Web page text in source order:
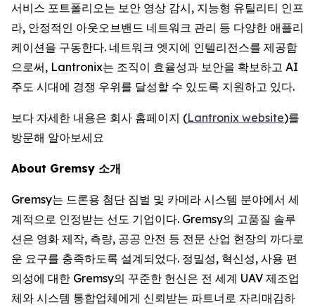
서비스 포트폴리오는 보안 영상 감시, 지능형 유틸리티 인프
라, 안정적인 아웃오브밴드 네트워크 관리 등 다양한 애플리
케이션을 구동한다. 네트워크 엣지에 인텔리전스를 제공함
으로써, Lantronix는 조직이 효율성과 보안을 확보하고 AI
주도 시대에 경쟁 우위를 달성할 수 있도록 지원하고 있다.
보다 자세한 내용은 회사 홈페이지 (Lantronix website)를
방문해 알아보세요
About Gremsy 소개
Gremsy는 드론용 첨단 짐벌 및 카메라 시스템 분야에서 세
계적으로 인정받는 선도 기업이다. Gremsy의 고품질 솔루
션은 영화 제작, 측량, 공공 안전 등 전문 산업 현장의 까다로
운 요구를 충족하도록 설계되었다. 정밀성, 혁신성, 사용 편
의성에 대한 Gremsy의 꾸준한 헌신은 전 세계 UAV 제조업
체와 시스템 통합업체에게 신뢰받는 파트너로 자리매김하